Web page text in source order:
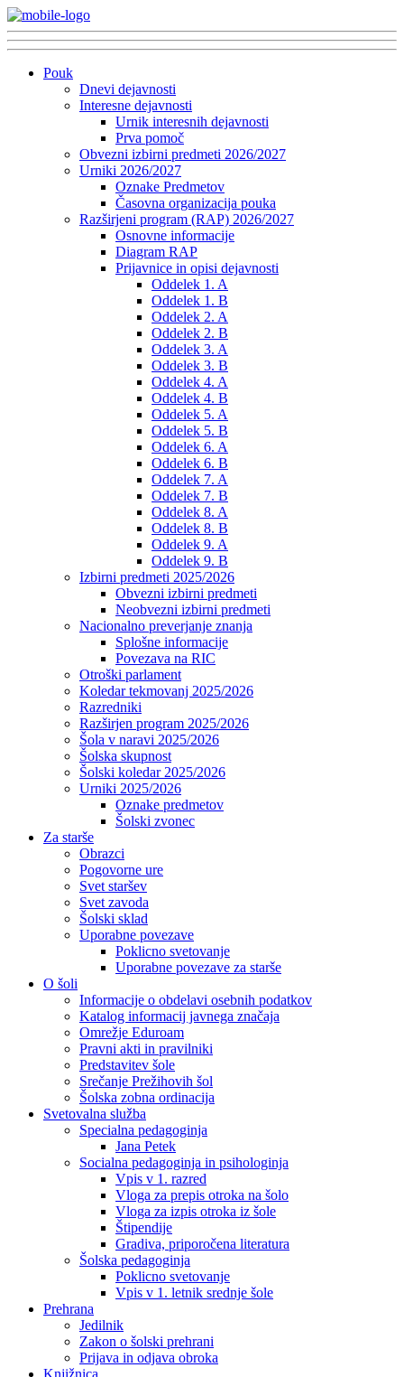
Pouk
Dnevi dejavnosti
Interesne dejavnosti
Urnik interesnih dejavnosti
Prva pomoč
Obvezni izbirni predmeti 2026/2027
Urniki 2026/2027
Oznake Predmetov
Časovna organizacija pouka
Razširjeni program (RAP) 2026/2027
Osnovne informacije
Diagram RAP
Prijavnice in opisi dejavnosti
Oddelek 1. A
Oddelek 1. B
Oddelek 2. A
Oddelek 2. B
Oddelek 3. A
Oddelek 3. B
Oddelek 4. A
Oddelek 4. B
Oddelek 5. A
Oddelek 5. B
Oddelek 6. A
Oddelek 6. B
Oddelek 7. A
Oddelek 7. B
Oddelek 8. A
Oddelek 8. B
Oddelek 9. A
Oddelek 9. B
Izbirni predmeti 2025/2026
Obvezni izbirni predmeti
Neobvezni izbirni predmeti
Nacionalno preverjanje znanja
Splošne informacije
Povezava na RIC
Otroški parlament
Koledar tekmovanj 2025/2026
Razredniki
Razširjen program 2025/2026
Šola v naravi 2025/2026
Šolska skupnost
Šolski koledar 2025/2026
Urniki 2025/2026
Oznake predmetov
Šolski zvonec
Za starše
Obrazci
Pogovorne ure
Svet staršev
Svet zavoda
Šolski sklad
Uporabne povezave
Poklicno svetovanje
Uporabne povezave za starše
O šoli
Informacije o obdelavi osebnih podatkov
Katalog informacij javnega značaja
Omrežje Eduroam
Pravni akti in pravilniki
Predstavitev šole
Srečanje Prežihovih šol
Šolska zobna ordinacija
Svetovalna služba
Specialna pedagoginja
Jana Petek
Socialna pedagoginja in psihologinja
Vpis v 1. razred
Vloga za prepis otroka na šolo
Vloga za izpis otroka iz šole
Štipendije
Gradiva, priporočena literatura
Šolska pedagoginja
Poklicno svetovanje
Vpis v 1. letnik srednje šole
Prehrana
Jedilnik
Zakon o šolski prehrani
Prijava in odjava obroka
Knjižnica